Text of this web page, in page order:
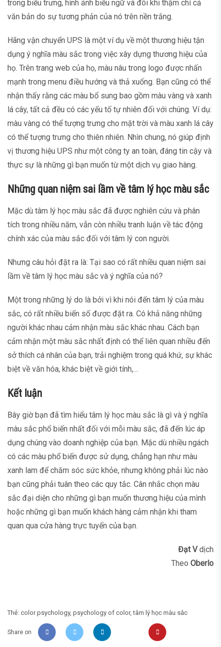
trong biểu trưng, hình ảnh biểu ngữ và đôi khi thậm chí cả
văn bản do sự tương phản của nó trên nền trắng.
Hãng vận chuyển UPS là một ví dụ về một thương hiệu tận
dụng ý nghĩa màu sắc trong việc xây dựng thương hiệu của
họ. Trên trang web của họ, màu nâu trong logo được nhấn
mạnh trong menu điều hướng và thả xuống. Bạn cũng có thể
nhận thấy rằng các màu bổ sung bao gồm màu vàng và xanh
lá cây, tất cả đều có các yếu tố tự nhiên đối với chúng. Ví dụ:
màu vàng có thể tượng trưng cho mặt trời và màu xanh lá cây
có thể tượng trưng cho thiên nhiên. Nhìn chung, nó giúp định
vị thương hiệu UPS như một công ty an toàn, đáng tin cậy và
thực sự là những gì bạn muốn từ một dịch vụ giao hàng.
Những quan niệm sai lầm về tâm lý học màu sắc
Mặc dù tâm lý học màu sắc đã được nghiên cứu và phân
tích trong nhiều năm, vẫn còn nhiều tranh luận về tác động
chính xác của màu sắc đối với tâm lý con người.
Nhưng câu hỏi đặt ra là: Tại sao có rất nhiều quan niệm sai
lầm về tâm lý học màu sắc và ý nghĩa của nó?
Một trong những lý do là bởi vì khi nói đến tâm lý của màu
sắc, có rất nhiều biến số được đặt ra. Có khả năng những
người khác nhau cảm nhận màu sắc khác nhau. Cách bạn
cảm nhận một màu sắc nhất định có thể liên quan nhiều đến
sở thích cá nhân của bạn, trải nghiệm trong quá khứ, sự khác
biệt về văn hóa, khác biệt về giới tính,…
Kết luận
Bây giờ bạn đã tìm hiểu tâm lý học màu sắc là gì và ý nghĩa
màu sắc phổ biến nhất đối với mỗi màu sắc, đã đến lúc áp
dụng chúng vào doanh nghiệp của bạn. Mặc dù nhiều ngách
có các màu phổ biến được sử dụng, chẳng hạn như màu
xanh lam để chăm sóc sức khỏe, nhưng không phải lúc nào
bạn cũng phải tuân theo các quy tắc. Cân nhắc chọn màu
sắc đại diện cho những gì bạn muốn thương hiệu của mình
hoặc những gì bạn muốn khách hàng cảm nhận khi tham
quan qua cửa hàng trực tuyến của bạn.
Đạt Vdịch
Theo Oberlo
Thẻ: color psychology, psychology of color,tâm lý học màu sắc
Share on